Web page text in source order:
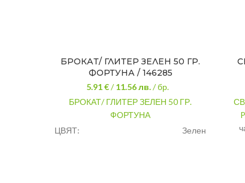
БРОКАТ/ ГЛИТЕР ЗЕЛЕН 50 ГР.
ФОРТУНА / 146285
5.91 €/11.56лв. / бр.
БРОКАТ/ ГЛИТЕР ЗЕЛЕН 50 ГР.
ФОРТУНА
ЦВЯТ:
Зелен